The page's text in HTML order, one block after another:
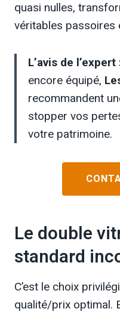
quasi nulles,
véritables passoires
L’avis de l’expert
encore équipé,
recommandent
stopper vos
votre patrimoine.
Le double
standard
C’est le choix
qualité/prix optimal.